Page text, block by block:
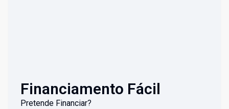
Financiamento Fácil
Pretende Financiar?